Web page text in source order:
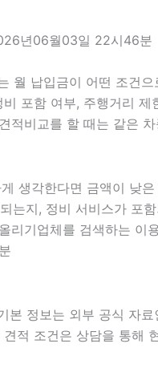
년06월03일 22시46분
월 납입금이 어떤 조건
포함 여부, 주행거리
비교를 할 때는 같은
생각한다면 금액이
는지, 정비 서비스가 포
기업체를 검색하는 이
본 정보는 외부 공식 자료
적 조건은 상담을 통